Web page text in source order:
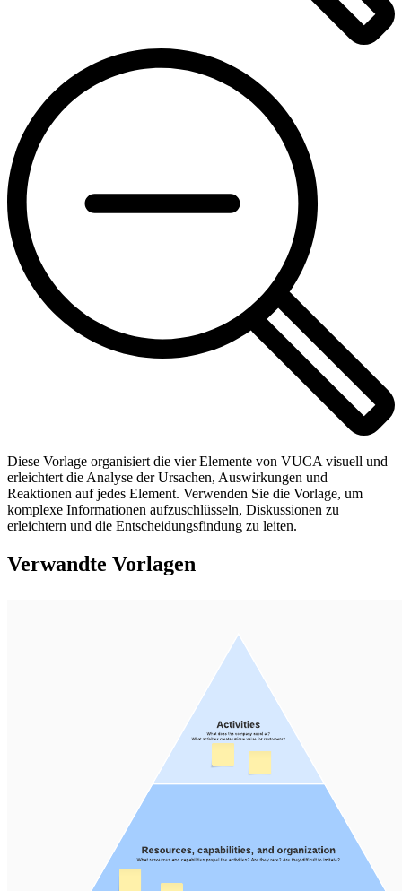
Diese Vorlage organisiert die vier Elemente von VUCA visuell und
erleichtert die Analyse der Ursachen, Auswirkungen und
Reaktionen auf jedes Element. Verwenden Sie die Vorlage, um
komplexe Informationen aufzuschlüsseln, Diskussionen zu
erleichtern und die Entscheidungsfindung zu leiten.
Verwandte Vorlagen